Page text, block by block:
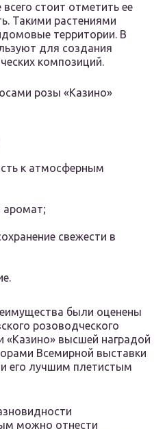
стоит отметить ее
Такими растениями
территории. В
для создания
композиций.
розы «Казино»
к атмосферным
аромат;
свежести в
были оценены
розоводческого
высшей наградой
Всемирной выставки
его лучшим плетистым
можно отнести